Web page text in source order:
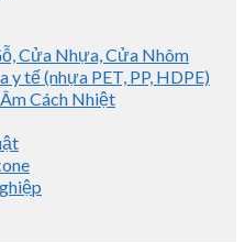
Cửa Nhựa, Cửa Nhôm
y tế (nhựa PET, PP, HDPE)
Cách Nhiệt